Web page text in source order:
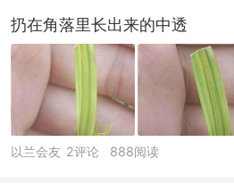
扔在角落里长出来的中透
以兰会友 2评论 888阅读